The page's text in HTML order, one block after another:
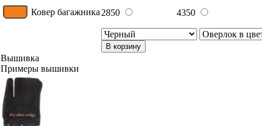
Ковер багажника 2850 4350
В корзину
Вышивка
Примеры вышивки